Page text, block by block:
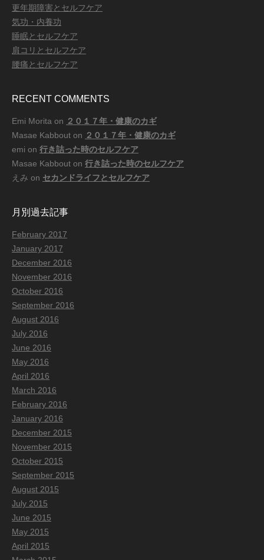
更年期障害とセルフケア
気功・内養功
睡眠とセルフケア
肩コリとセルフケア
腰痛とセルフケア
RECENT COMMENTS
Emi Morita on ２０１７年・健康のカギ
Masae Kabbout on ２０１７年・健康のカギ
emi on 行き詰った時のセルフケア
Masae Kabbout on 行き詰った時のセルフケア
えみ on セカンドライフとセルフケア
月別過去記事
February 2017
January 2017
December 2016
November 2016
October 2016
September 2016
August 2016
July 2016
June 2016
May 2016
April 2016
March 2016
February 2016
January 2016
December 2015
November 2015
October 2015
September 2015
August 2015
July 2015
June 2015
May 2015
April 2015